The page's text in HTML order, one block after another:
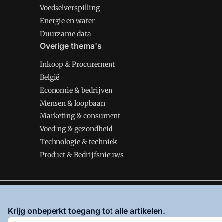
Voedselverspilling
Energie en water
Duurzame data
Overige thema's
Inkoop & Procurement
België
Economie & bedrijven
Mensen & loopbaan
Marketing & consument
Voeding & gezondheid
Technologie & techniek
Product & Bedrijfsnieuws
enPrivacy en Cookie beleid |Privacy instellingen
Krijg onbeperkt toegang tot alle artikelen.